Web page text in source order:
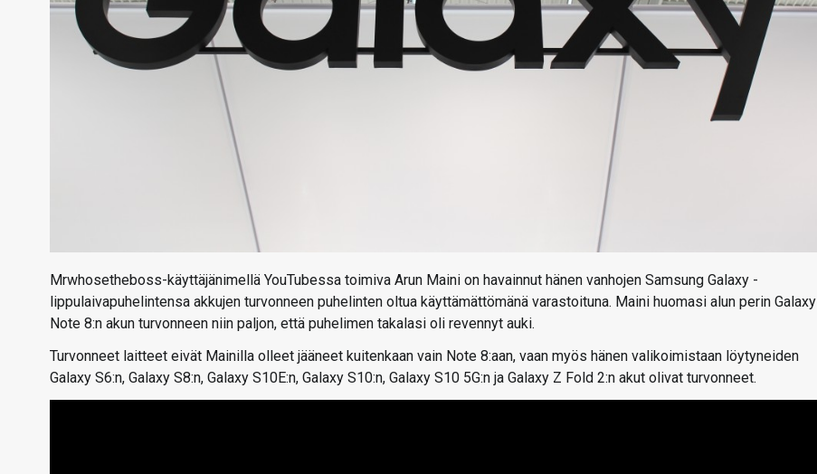
Mrwhosetheboss-käyttäjänimellä YouTubessa toimiva Arun Maini on havainnut hänen vanhojen Samsung Galaxy -
lippulaivapuhelintensa akkujen turvonneen puhelinten oltua käyttämättömänä varastoituna. Maini huomasi alun perin Galaxy
Note 8:n akun turvonneen niin paljon, että puhelimen takalasi oli revennyt auki.
Turvonneet laitteet eivät Mainilla olleet jääneet kuitenkaan vain Note 8:aan, vaan myös hänen valikoimistaan löytyneiden
Galaxy S6:n, Galaxy S8:n, Galaxy S10E:n, Galaxy S10:n, Galaxy S10 5G:n ja Galaxy Z Fold 2:n akut olivat turvonneet.